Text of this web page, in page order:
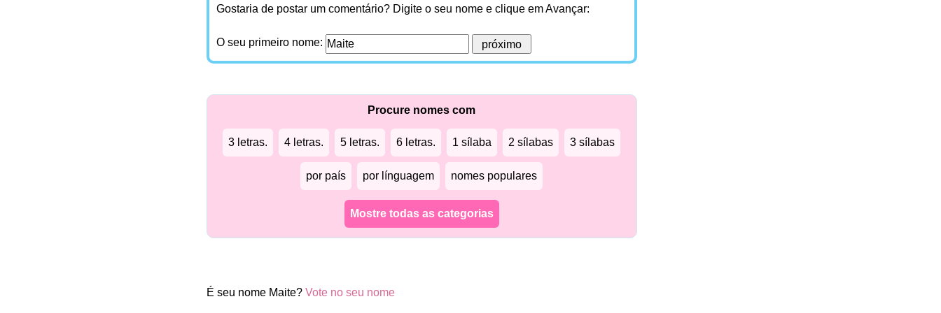
Gostaria de postar um comentário? Digite o seu nome e clique em Avançar:
O seu primeiro nome:
Procure nomes com
3 letras. 4 letras. 5 letras. 6 letras. 1 sílaba 2 sílabas 3 sílabas
por país por línguagem nomes populares
Mostre todas as categorias
É seu nome Maite? Vote no seu nome